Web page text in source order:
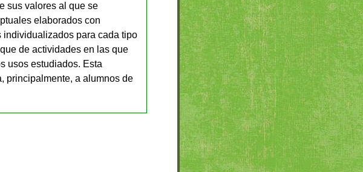
sus valores al que se
elaborados con
individualizados para cada tipo
de actividades en las que
usos estudiados. Esta
principalmente, a alumnos de